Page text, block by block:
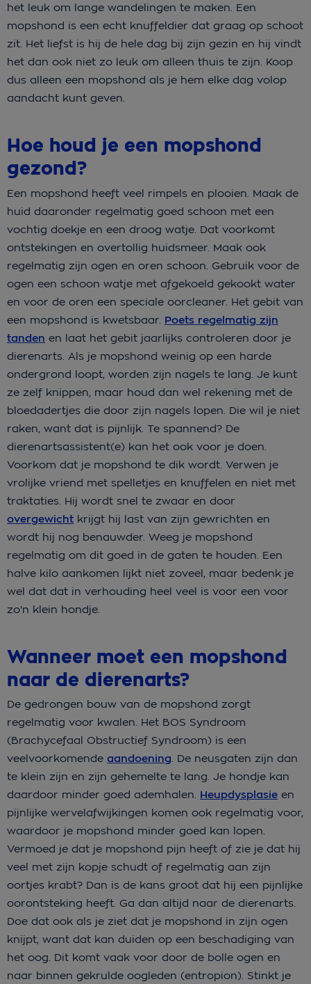
het leuk om lange wandelingen te maken. Een
mopshond is een echt knuffeldier dat graag op schoot
zit. Het liefst is hij de hele dag bij zijn gezin en hij vindt
het dan ook niet zo leuk om alleen thuis te zijn. Koop
dus alleen een mopshond als je hem elke dag volop
aandacht kunt geven.
Hoe houd je een mopshond
gezond?
Een mopshond heeft veel rimpels en plooien. Maak de
huid daaronder regelmatig goed schoon met een
vochtig doekje en een droog watje. Dat voorkomt
ontstekingen en overtollig huidsmeer. Maak ook
regelmatig zijn ogen en oren schoon. Gebruik voor de
ogen een schoon watje met afgekoeld gekookt water
en voor de oren een speciale oorcleaner. Het gebit van
een mopshond is kwetsbaar. Poets regelmatig zijn
tanden en laat het gebit jaarlijks controleren door je
dierenarts. Als je mopshond weinig op een harde
ondergrond loopt, worden zijn nagels te lang. Je kunt
ze zelf knippen, maar houd dan wel rekening met de
bloedadertjes die door zijn nagels lopen. Die wil je niet
raken, want dat is pijnlijk. Te spannend? De
dierenartsassistent(e) kan het ook voor je doen.
Voorkom dat je mopshond te dik wordt. Verwen je
vrolijke vriend met spelletjes en knuffelen en niet met
traktaties. Hij wordt snel te zwaar en door
overgewicht krijgt hij last van zijn gewrichten en
wordt hij nog benauwder. Weeg je mopshond
regelmatig om dit goed in de gaten te houden. Een
halve kilo aankomen lijkt niet zoveel, maar bedenk je
wel dat dat in verhouding heel veel is voor een voor
zo'n klein hondje.
Wanneer moet een mopshond
naar de dierenarts?
De gedrongen bouw van de mopshond zorgt
regelmatig voor kwalen. Het BOS Syndroom
(Brachycefaal Obstructief Syndroom) is een
veelvoorkomende aandoening . De neusgaten zijn dan
te klein zijn en zijn gehemelte te lang. Je hondje kan
daardoor minder goed ademhalen. Heupdysplasie en
pijnlijke wervelafwijkingen komen ook regelmatig voor,
waardoor je mopshond minder goed kan lopen.
Vermoed je dat je mopshond pijn heeft of zie je dat hij
veel met zijn kopje schudt of regelmatig aan zijn
oortjes krabt? Dan is de kans groot dat hij een pijnlijke
oorontsteking heeft. Ga dan altijd naar de dierenarts.
Doe dat ook als je ziet dat je mopshond in zijn ogen
knijpt, want dat kan duiden op een beschadiging van
het oog. Dit komt vaak voor door de bolle ogen en
naar binnen gekrulde oogleden (entropion). Stinkt je